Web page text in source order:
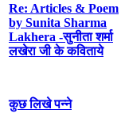
Re: Articles & Poem
by Sunita Sharma
Lakhera -सुनीता शर्मा
लखेरा जी के कविताये
कुछ लिखे पन्ने